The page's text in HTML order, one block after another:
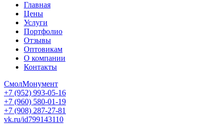
Главная
Цены
Услуги
Портфолио
Отзывы
Оптовикам
О компании
Контакты
СмолМонумент
+7 (952) 993-05-16
+7 (960) 580-01-19
+7 (908) 287-27-81
vk.ru/id799143110